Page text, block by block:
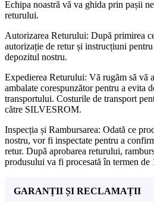
Echipa noastră vă va ghida prin pașii
returului.
Autorizarea Returului: După primirea
autorizație de retur și instrucțiuni
depozitul nostru.
Expedierea Returului: Vă rugăm să vă
ambalate corespunzător pentru a evita
transportului. Costurile de transport
către SILVESROM.
Inspecția și Rambursarea: Odată ce
nostru, vor fi inspectate pentru a
retur. După aprobarea returului,
produsului va fi procesată în termen de
GARANȚII ȘI RECLAMAȚII